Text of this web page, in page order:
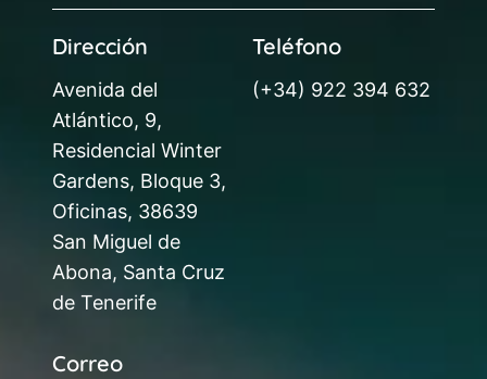
Dirección
Avenida del
Atlántico, 9,
Residencial Winter
Gardens, Bloque 3,
Oficinas, 38639
San Miguel de
Abona, Santa Cruz
de Tenerife
Teléfono
(+34) 922 394 632
Correo